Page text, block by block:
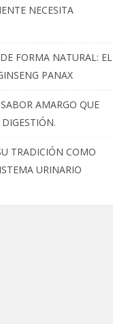
NECESITA
FORMA NATURAL: EL
PANAX
AMARGO QUE
TRADICIÓN COMO
URINARIO